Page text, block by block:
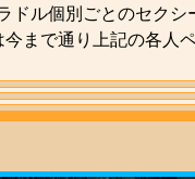
ドル個別ごとのセクシ
まで通り上記の各人